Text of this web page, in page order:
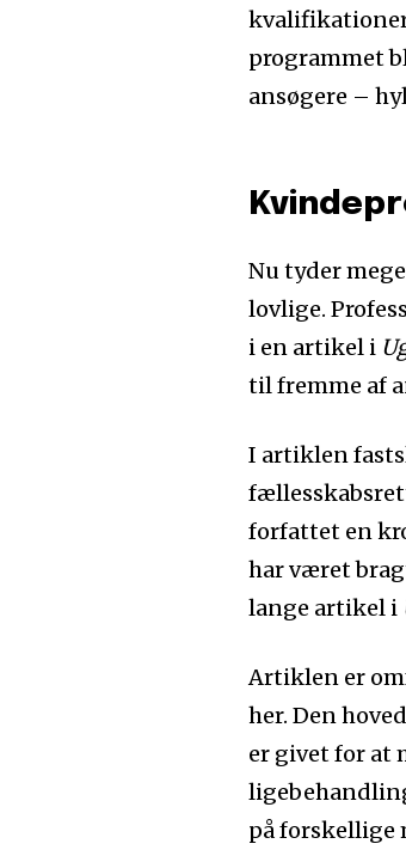
programmet
ansøgere –
Nu tyder
lovlige.
i en artikel i
til fremme af
I artiklen
forfattet en
har været
lange artikel i
Artiklen er
her. Den
er givet for at
på forskellige